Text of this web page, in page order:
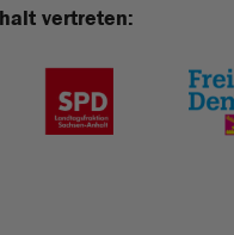
vertreten: